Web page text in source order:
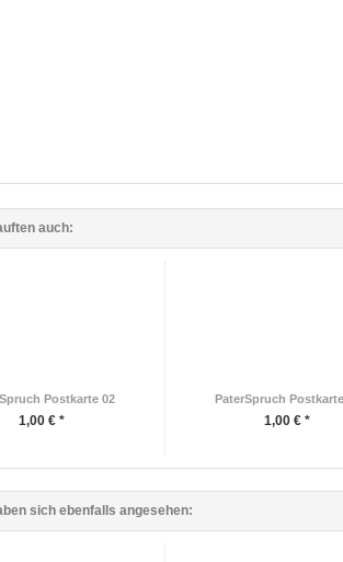
auch:
Postkarte 02
1,00 € *
PaterSpruch
1,00 € *
sich ebenfalls angesehen: